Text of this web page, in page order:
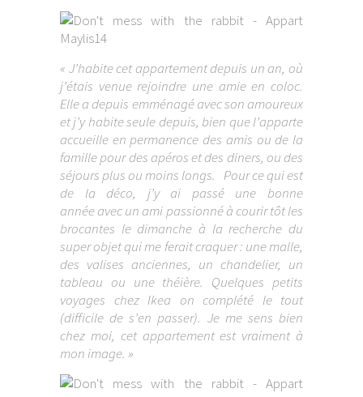
« J’habite cet appartement depuis un an, où
j’étais venue rejoindre une amie en coloc.
Elle a depuis emménagé avec son amoureux
et j’y habite seule depuis, bien que l’apparte
accueille en permanence des amis ou de la
famille pour des apéros et des diners, ou des
séjours plus ou moins longs. Pour ce qui est
de la déco, j’y ai passé une bonne
année avec un ami passionné à courir tôt les
brocantes le dimanche à la recherche du
super objet qui me ferait craquer : une malle,
des valises anciennes, un chandelier, un
tableau ou une théière. Quelques petits
voyages chez Ikea on complété le tout
(difficile de s’en passer). Je me sens bien
chez moi, cet appartement est vraiment à
mon image. »